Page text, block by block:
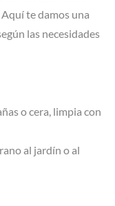
te damos una
las necesidades
o cera, limpia con
al jardín o al